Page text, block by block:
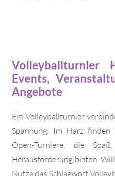
Events,
Angebote
Ein Volleyballturnier
Spannung. Im Harz
Open-Turniere, die
Herausforderung bieten.
Nutze das Schlagwort